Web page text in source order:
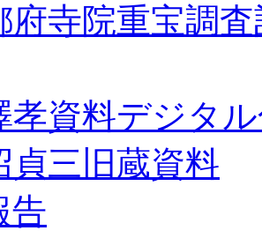
府寺院重宝調
孝資料デジタ
貞三旧蔵資料
告